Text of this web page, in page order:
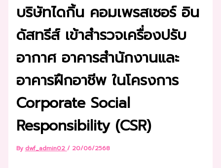
บริษัทไดกิ้น คอมเพรสเซอร์ อิน
ดัสทรีส์ เข้าสำรวจเครื่องปรับ
อากาศ อาคารสำนักงานและ
อาคารฝึกอาชีพ ในโครงการ
Corporate Social
Responsibility (CSR)
By dwf_admin02 / 20/06/2568